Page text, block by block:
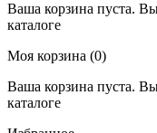
Ваша корзина пуста.
каталоге
Моя корзина (0)
Ваша корзина пуста.
каталоге